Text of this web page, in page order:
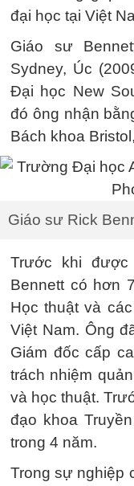
đại học tại Việt
Giáo sư
Sydney, Úc
Đại học New
đó ông nhận
Bách khoa
Giáo sư Rick
Trước khi
Bennett có hơn
Học thuật và
Việt Nam. Ông
Giám đốc cấp
trách nhiệm
và học thuật.
đạo khoa
trong 4 năm.
Trong sự nghiệp